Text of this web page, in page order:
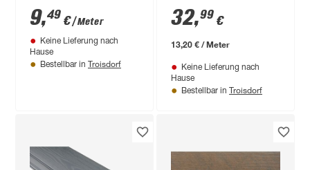
walnuss 1000 x 145
x 26 mm
9,49 €/ Meter
Keine Lieferung nach
Hause
Bestellbar in Troisdorf
x 40 mm
32,99 €
13,20 € / Meter
Keine Lieferung nach
Hause
Bestellbar in Troisdorf